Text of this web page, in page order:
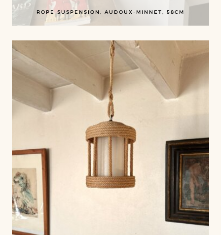
ROPE SUSPENSION, AUDOUX-MINNET, 58CM